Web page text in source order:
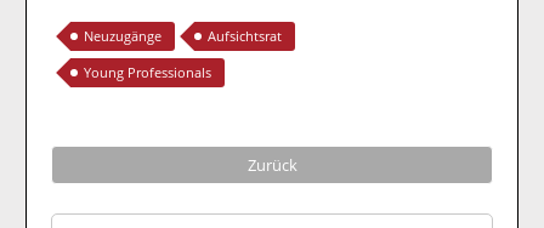
Neuzugänge
Aufsichtsrat
Young Professionals
Zurück